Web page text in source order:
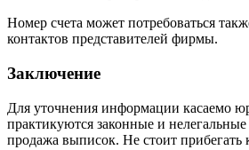
Наличие долга одной
компанией. Обычно так
возникновения проблемы по
обязательств, указанных в
Номер счета может потребоваться
контактов представителей фирмы.